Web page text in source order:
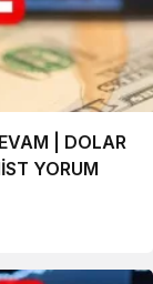
| DOLAR
YORUM